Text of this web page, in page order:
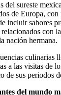
del sureste
de Europa, con
incluir sabores
con
nación hermana.
culinarias
a las visitas de
de sus periodos
del mundo